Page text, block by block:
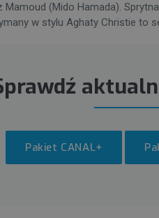
Mamoud (Mido Hamada).
w stylu Aghaty Christie to
Pakiet CANAL+